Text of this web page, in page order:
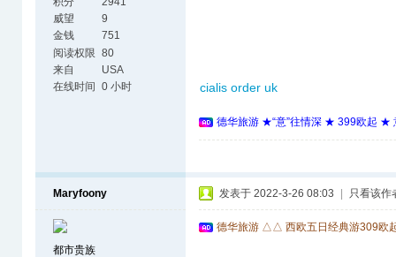
威望
9
金钱
751
阅读权限 80
来自
USA
在线时间
0 小时 cialis order uk
德华旅游 ★“意”往情深 ★ 399欧起 ★
Maryfoony
都市贵族
发表于 2022-3-26 08:03 只看该作
德华旅游 △△ 西欧五日经典游309欧